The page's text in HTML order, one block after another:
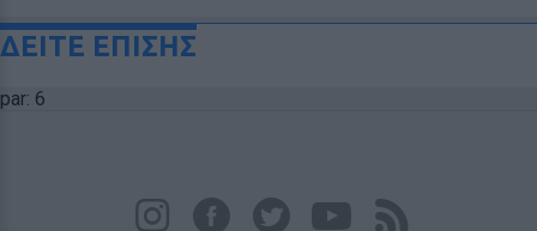
ΔΕΙΤΕ ΕΠΙΣΗΣ
par: 6